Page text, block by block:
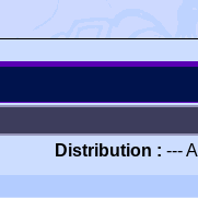
Distribution : ---